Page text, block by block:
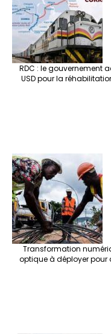
RDC : le gouvernement
USD pour la
Transformation
optique à déployer pour